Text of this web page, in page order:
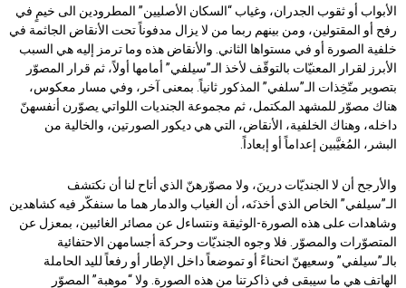
الأبواب أو ثقوب الجدران، وغياب “السكان الأصليين” المطرودين الى خيمٍ في
رفح أو المقتولين، ومن بينهم ربما من لا يزال مدفوناً تحت الأنقاض الجاثمة في
خلفية الصورة أو في مستواها الثاني. والأنقاض هذه وما ترمز إليه هي السبب
الأبرز لقرار المعنيّات بالتوقّف لأخذ الـ”سيلفي” أمامها أولاً، ثم قرار المصوّر
بتصوير متّخِذات الـ”سلفي” المذكور ثانياً. بمعنى آخر، وفي مسار معكوس،
هناك مصوّر للمشهد المكتمل، ثم مجموعة الجنديات اللواتي يصوّرن أنفسهنّ
داخله، وهناك الخلفية، الأنقاض، التي هي ديكور الصورتين، والخالية من
البشر، المُغيَّبين إعداماً أو إبعاداً.
والأرجح أن لا الجنديّات درينَ، ولا مصوّرهنّ الذي أتاح لنا أن نكتشف
الـ”سيلفي” الخاص الذي أخذنَه، أن الغياب والدمار هما ما سنفكّر فيه كشاهدين
وشاهدات على هذه الصورة-الوثيقة ونتساءل عن مصائر الغائبين، بمعزل عن
المتصوّرات والمصوّر. فلا وجوه الجنديّات وحركة أجسامهن الاحتفائية
بالـ”سيلفي” وسعيهنّ انحناءً أو تموضعاً داخل الإطار أو رفعاً لليد الحاملة
الهاتف هي ما سيبقى في ذاكرتنا من هذه الصورة. ولا “موهبة” المصوّر